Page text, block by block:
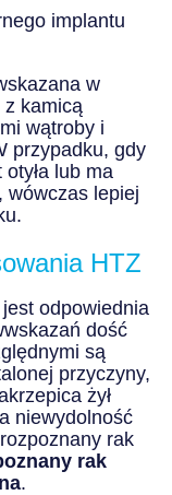
implantu
w
z kamicą
wątroby i
przypadku, gdy
lub ma
wówczas lepiej
HTZ
odpowiednia
dość
są
przyczyny,
żył
niewydolność
rak
rak
.